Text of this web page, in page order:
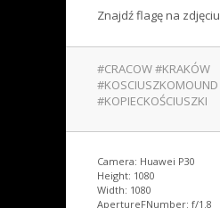
Znajdź flagę na zdjęciu
#CRACOW #KRAKÓW
#KOSCIUSZKOMOUND
#KOPIECKOŚCIUSZKI
Camera: Huawei P30
Height: 1080
Width: 1080
ApertureFNumber: f/1.8